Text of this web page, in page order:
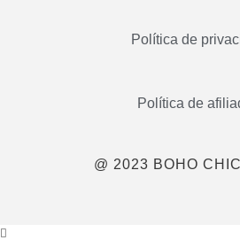
Política de
Política de
@ 2023 BOHO